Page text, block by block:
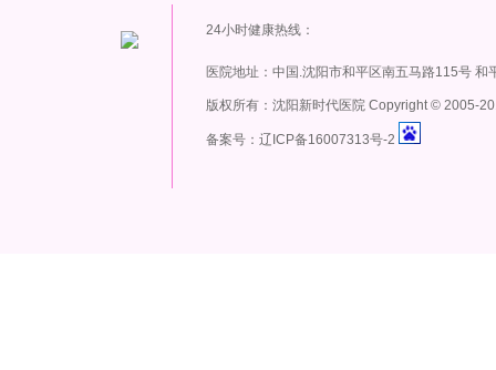
24小时健康热线：
医院地址：中国.沈阳市和平区南五马路115号 和
版权所有：沈阳新时代医院 Copyright© 2005-
备案号：辽ICP备16007313号-2